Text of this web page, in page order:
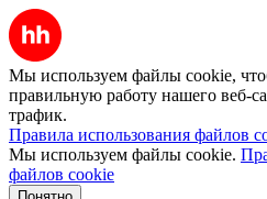
Мы используем файлы cookie,
правильную работу нашего веб-
трафик.
Правила использования файлов
Мы используем файлы cookie.
файлов cookie